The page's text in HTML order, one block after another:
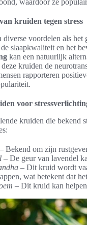
waardoor ze
kruiden tegen stress
voordelen als het
slaapkwaliteit en het
kan een natuurlijk
kruiden de
rapporteren
voor
kruiden die bekend
– Bekend om zijn
– De geur van lavendel
– Dit kruid wordt
wat betekent dat
– Dit kruid kan